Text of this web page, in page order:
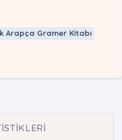
Arapça Gramer Kitabı